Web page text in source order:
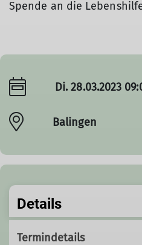
Spende an die
Di. 28.03.2023
Balingen
Details
Termindetails